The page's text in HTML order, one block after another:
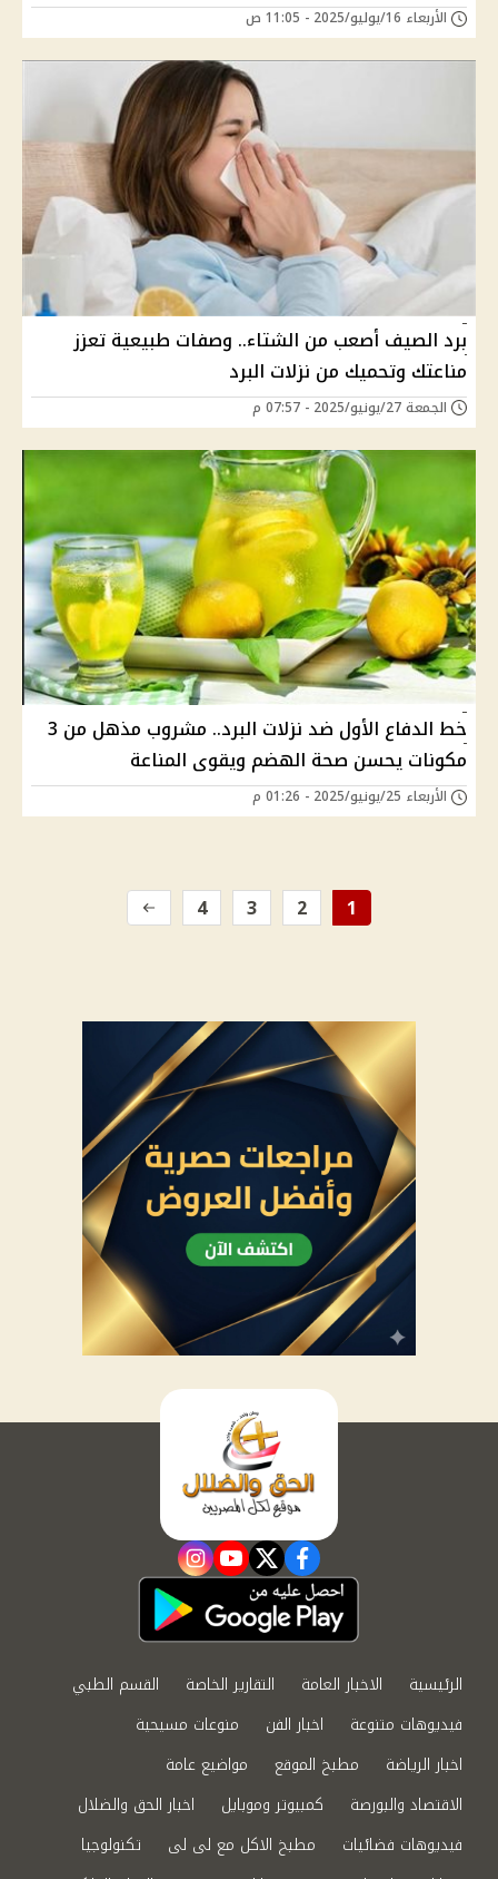
الأربعاء 16/يوليو/2025 - 11:05 ص
برد الصيف أصعب من الشتاء.. وصفات طبيعية تعزز
مناعتك وتحميك من نزلات البرد
الجمعة 27/يونيو/2025 - 07:57 م
خط الدفاع الأول ضد نزلات البرد.. مشروب مذهل من 3
مكونات يحسن صحة الهضم ويقوى المناعة
الأربعاء 25/يونيو/2025 - 01:26 م
1
2
3
4
facebook
twitter
youtube
instagram
الرئيسية الاخبار العامة التقارير الخاصة
القسم الطبي
فيديوهات متنوعة
اخبار الفن
منوعات مسيحية
اخبار الرياضة
مطبخ الموقع
مواضيع عامة
الاقتصاد والبورصة
كمبيوتر وموبايل
اخبار الحق والضلال
فيديوهات فضائيات
مطبخ الاكل مع لى لى
تكنولوجيا